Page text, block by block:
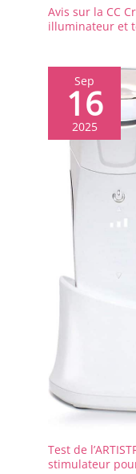
Avis sur la CC
illuminateur et
Sep
16
2025
Test de
stimulateur